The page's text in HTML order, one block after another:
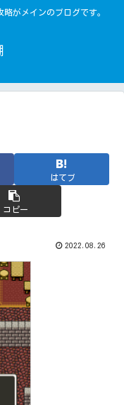
がメインのブログです。
はてブ
コピー
2022.08.26